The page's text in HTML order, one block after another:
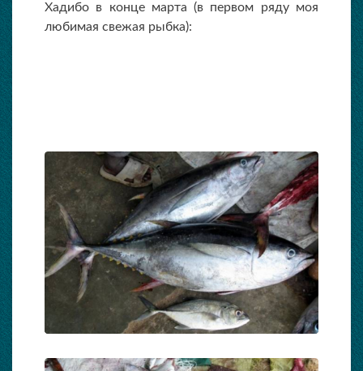
Хадибо в конце марта (в первом ряду моя
любимая свежая рыбка):